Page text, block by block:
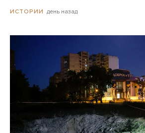
ИСТОРИИ день назад